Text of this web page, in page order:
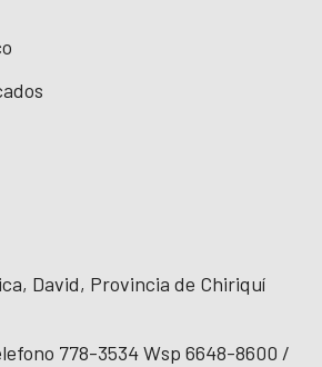
David, Provincia de Chiriquí
778-3534 Wsp 6648-8600 /